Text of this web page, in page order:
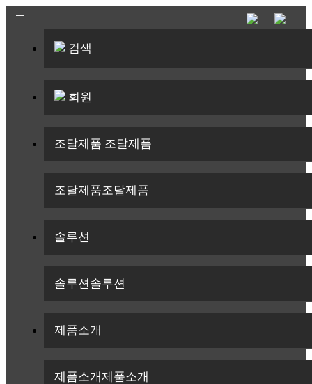
검색
회원
조달제품 조달제품
조달제품조달제품
솔루션
솔루션솔루션
제품소개
제품소개제품소개